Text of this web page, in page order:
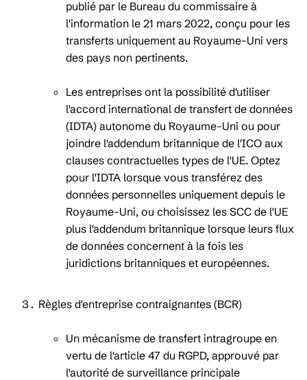
publié par le Bureau du commissaire à
l'information le 21 mars 2022, conçu pour les
transferts uniquement au Royaume-Uni vers
des pays non pertinents.
Les entreprises ont la possibilité d'utiliser
l'accord international de transfert de données
(IDTA) autonome du Royaume-Uni ou pour
joindre l'addendum britannique de l'ICO aux
clauses contractuelles types de l'UE. Optez
pour l'IDTA lorsque vous transférez des
données personnelles uniquement depuis le
Royaume-Uni, ou choisissez les SCC de l'UE
plus l'addendum britannique lorsque leurs flux
de données concernent à la fois les
juridictions britanniques et européennes.
Règles d'entreprise contraignantes (BCR)
Un mécanisme de transfert intragroupe en
vertu de l'article 47 du RGPD, approuvé par
l'autorité de surveillance principale